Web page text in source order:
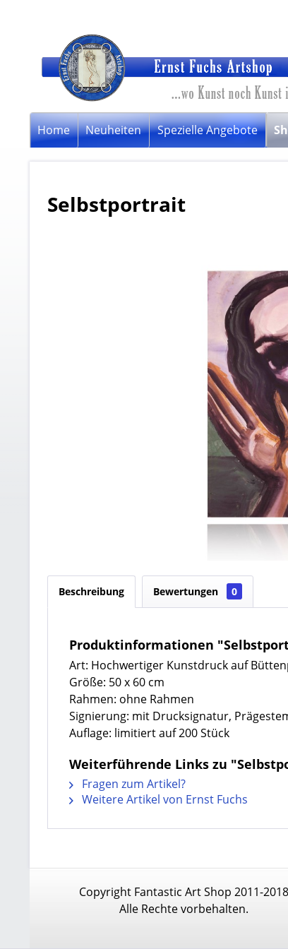
Home Neuheiten Spezielle Angebote
Selbstportrait
Beschreibung Bewertungen 0
Produktinformationen
Art: Hochwertiger Kunstdruck auf
Größe: 50 x 60 cm
Rahmen: ohne Rahmen
Signierung: mit Drucksignatur,
Auflage: limitiert auf 200 Stück
Weiterführende Links zu
Fragen zum Artikel?
Weitere Artikel von Ernst Fuchs
Copyright Fantastic Art Shop 2011-2018
Alle Rechte vorbehalten.